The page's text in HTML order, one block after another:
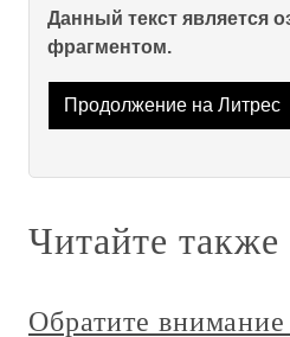
Данный текст является
фрагментом.
Продолжение на Литрес
Читайте также
Обратите